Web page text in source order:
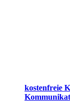
kostenfreie